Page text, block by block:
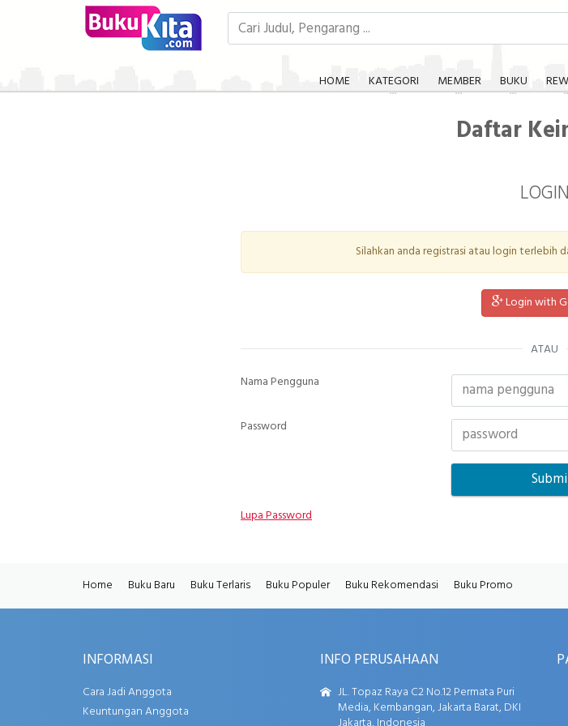
HOME KATEGORI MEMBER BUKU
Daftar
LOGIN
Silahkan anda registrasi atau login terlebih
Login with
ATAU
Nama Pengguna
Password
Lupa Password
Home Buku Baru Buku Terlaris Buku Populer Buku Rekomendasi Buku Promo
INFORMASI
Cara Jadi Anggota
Keuntungan Anggota
INFO PERUSAHAAN
JL. Topaz Raya C2 No.12 Permata Puri
Media, Kembangan, Jakarta Barat, DKI